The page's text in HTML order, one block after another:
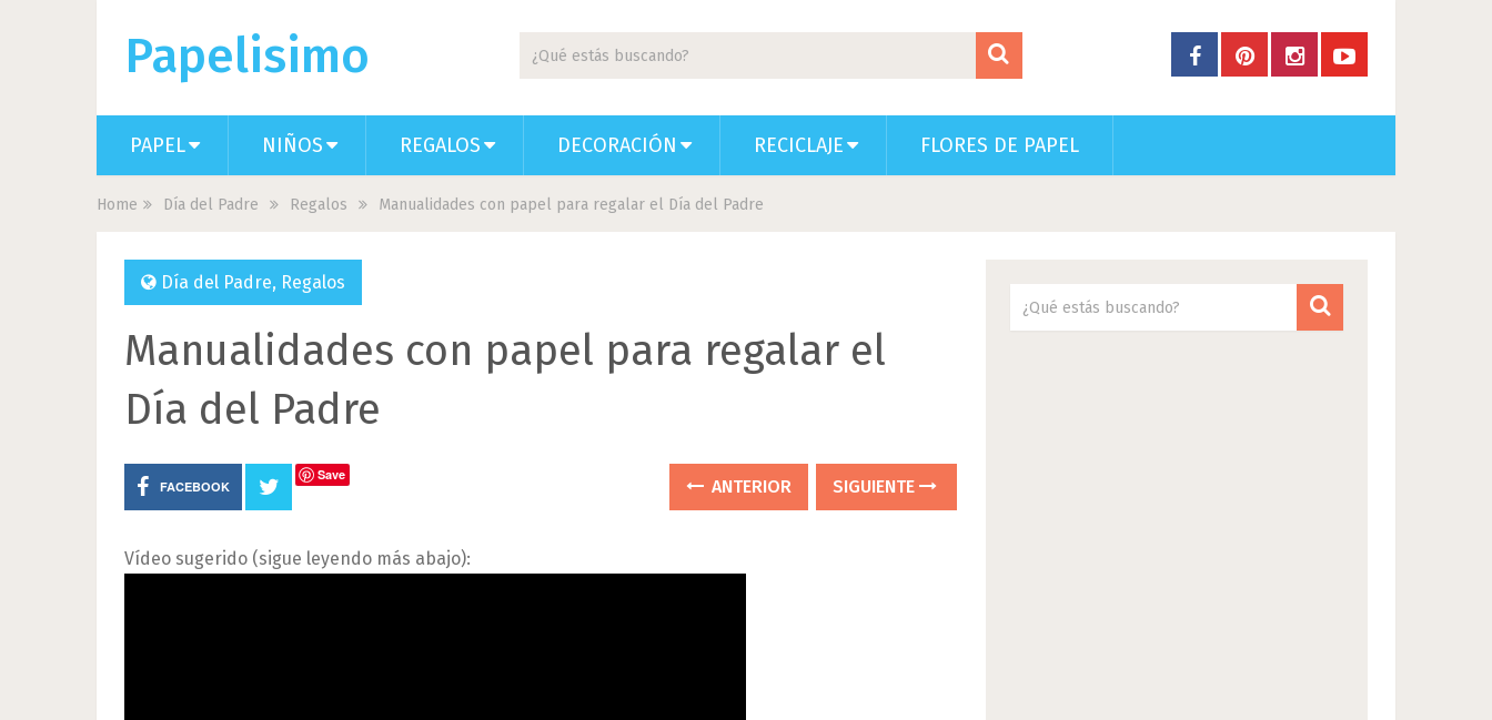
Papelisimo
PAPEL NIÑOS REGALOS DECORACIÓN RECICLAJE FLORES DE PAPEL
Home Día del Padre Regalos Manualidades con papel para regalar el Día del Padre
Día del Padre, Regalos
Manualidades con papel para regalar el
Día del Padre
FACEBOOK
Save
ANTERIOR SIGUIENTE
Vídeo sugerido (sigue leyendo más abajo):